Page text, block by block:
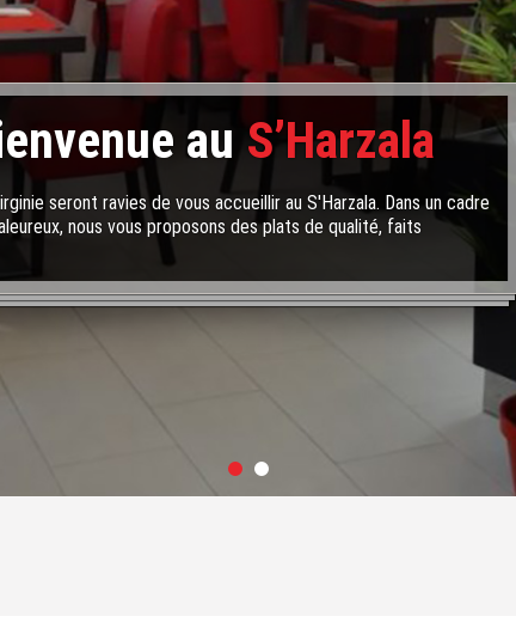
au S’Harzala
seront ravies de vous accueillir au S'Harzala. Dans un cadre
nous vous proposons des plats de qualité, faits